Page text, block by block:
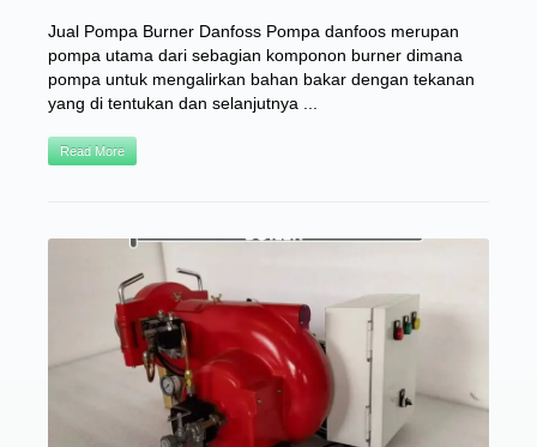
Jual Pompa Burner Danfoss Pompa danfoos merupan
pompa utama dari sebagian komponon burner dimana
pompa untuk mengalirkan bahan bakar dengan tekanan
yang di tentukan dan selanjutnya ...
Read More